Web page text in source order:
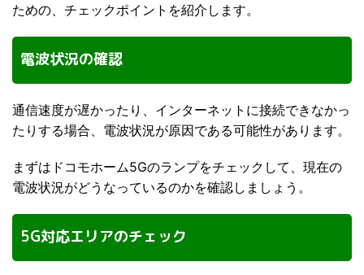
ための、チェックポイントを紹介します。
電波状況の確認
通信速度が遅かったり、インターネットに接続できなかっ
たりする場合、電波状況が原因である可能性があります。
まずはドコモホーム5Gのランプをチェックして、現在の
電波状況がどうなっているのかを確認しましょう。
5G対応エリアのチェック